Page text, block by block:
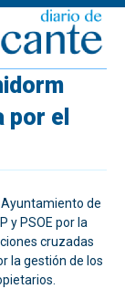
el
de
y PSOE por la
cruzadas
la gestión de los